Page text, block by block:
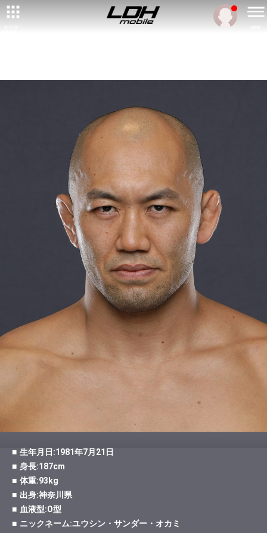
生年月日:1981年7月21日
身長:187cm
体重:93kg
出身:神奈川県
血液型:O型
ニックネーム:ユウシン・サンダー・オカミ